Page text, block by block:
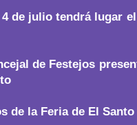
de julio tendrá lugar
de Festejos
de la Feria de El